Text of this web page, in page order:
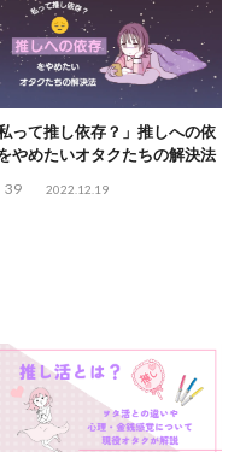
私って推し依存？」推しへの依
やめたいオタクたちの解決法
39 2022.12.19